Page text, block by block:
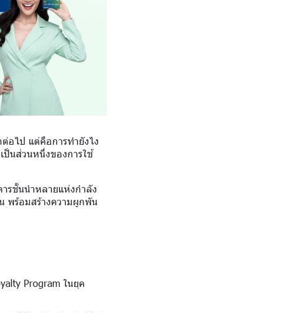
อไป แต่คือการทำยังไง
ป็นส่วนหนึ่งของการใช้
ารชั้นนำหลายแห่งกำลัง
พร้อมสร้างความผูกพัน
Program ในยุค